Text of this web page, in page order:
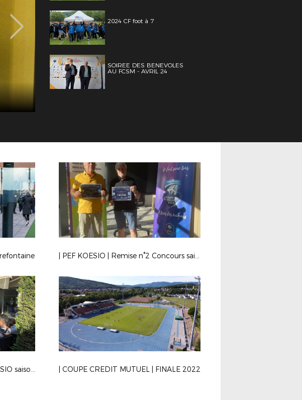
2024 CF foot à 7
SOIREE DES BENEVOLES
AU FCSM - AVRIL 24
| PEF KOESIO | Remise n°2 Concours saisons 20/21-21/22
Remise n°1 Concours PEF-KOESIO saisons 20/21-21/22 | COUPE CREDIT MUTUEL | FINALE 2022